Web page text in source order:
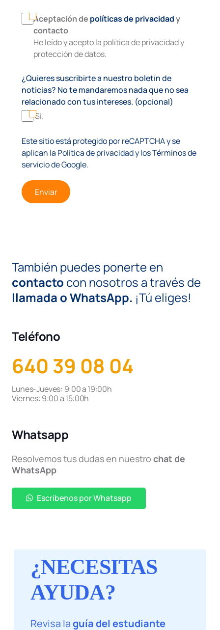
Aceptación de políticas de privacidady
contacto
He leído y acepto la política de privacidad y
protección de datos.
¿Quieres suscribirte a nuestro boletín de
noticias? No te mandaremos nada que no sea
relacionado con tus intereses. (opcional)
Si.
Este sitio está protegido por reCAPTCHA y se
aplican la Política de privacidady losTérminos de
serviciode Google.
Enviar
También puedes ponerte en
contacto con nosotros a través de
llamada o WhatsApp. ¡Tú eliges!
Teléfono
640 39 08 04
Lunes-Jueves: 9:00 a 19:00h
Viernes: 9:00 a 15:00h
Whatsapp
Resolvemos tus dudas en nuestro chat de
WhatsApp
Escríbenos por Whatsapp
¿NECESITAS
AYUDA?
Revisa laguía del estudiante